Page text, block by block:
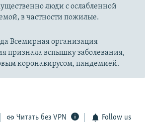
люди с ослабленной
в частности пожилые.
Всемирная организация
признала вспышку заболевания,
коронавирусом, пандемией.
Читать без VPN Follow us